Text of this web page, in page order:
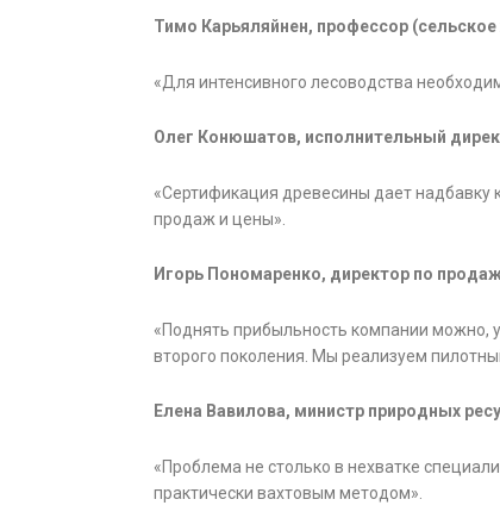
Тимо Карьяляйнен, профессор
«Для интенсивного лесоводства
Олег Конюшатов, исполнительный
«Сертификация древесины дает надбавку
продаж и цены».
Игорь Пономаренко, директор по
«Поднять прибыльность компании можно,
второго поколения. Мы реализуем
Елена Вавилова, министр природных
«Проблема не столько в нехватке
практически вахтовым методом».